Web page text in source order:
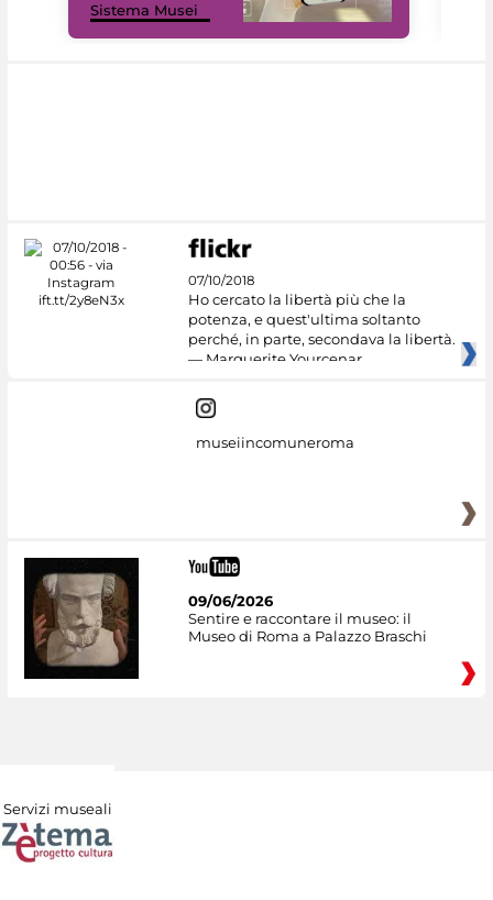
Sistema Musei
07/10/2018
Ho cercato la libertà più che la
potenza, e quest'ultima soltanto
perché, in parte, secondava la libertà.
— Marguerite Yourcenar
museiincomuneroma
09/06/2026
Sentire e raccontare il museo: il
Museo di Roma a Palazzo Braschi
Servizi museali